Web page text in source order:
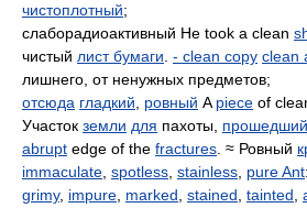
чистоплотный;
слаборадиоактивный He took a clean
чистый лист бумаги - clean copy clean
лишнего, от ненужных предметов;
отсюда гладкий ровный A piece of
Участок земли для пахоты, прошедший
abrupt edge of the fractures . ≈ Ровный
immaculate spotless stainless pure Ant:
grimy, impure marked stained tainted